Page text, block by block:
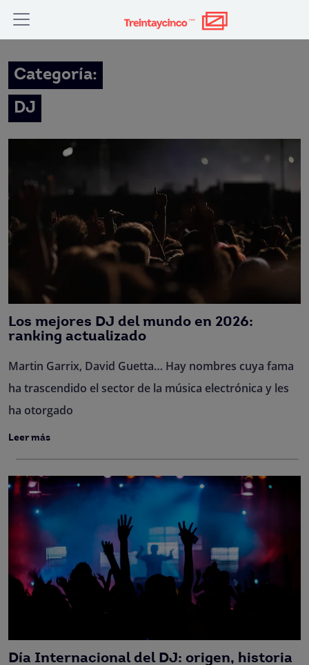
Categoría:
DJ
Los mejores DJ del mundo en 2026:
ranking actualizado
Martin Garrix, David Guetta… Hay nombres cuya fama
ha trascendido el sector de la música electrónica y les
ha otorgado
Leer más
Día Internacional del DJ: origen, historia